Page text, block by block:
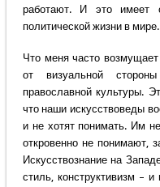
работают. И это имеет
политической жизни в мире.
Что меня часто
от визуальной
православной культуры.
что наши искусствоведы
и не хотят понимать. Им
откровенно не понимают,
Искусствознание на
стиль, конструктивизм –